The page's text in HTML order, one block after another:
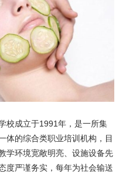
校成立于1991年，是一所集
体的综合类职业培训机构，目
学环境宽敞明亮、设施设备先
度严谨务实，每年为社会输送